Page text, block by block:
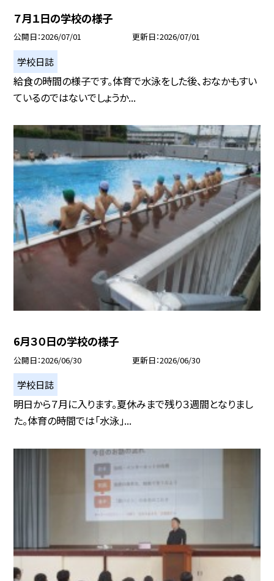
７月１日の学校の様子
公開日 2026/07/01 更新日 2026/07/01
学校日誌
給食の時間の様子です。体育で水泳をした後、おなかもすい
ているのではないでしょうか...
6月３０日の学校の様子
公開日 2026/06/30 更新日 2026/06/30
学校日誌
明日から７月に入ります。夏休みまで残り３週間となりまし
た。体育の時間では「水泳」...